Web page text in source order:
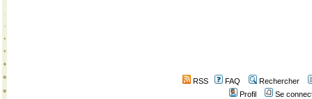
RSS FAQ
Rechercher
Profil
Se